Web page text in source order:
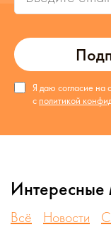
Я даю согласие на
с политикой
Интересные
Всё Новости